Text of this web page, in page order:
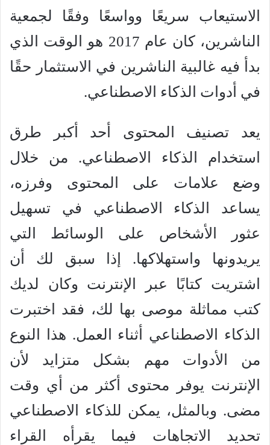
الاستيعاب سريعًا وواسعًا وفقًا لجمعية
الناشرين، كان عام 2017 هو الوقت الذي
بدأ فيه غالبية الناشرين في الاستثمار حقًا
في أدوات الذكاء الاصطناعي.
يعد تصنيف المحتوى أحد أكبر طرق
استخدام الذكاء الاصطناعي. من خلال
وضع علامات على المحتوى وفرزه،
يساعد الذكاء الاصطناعي في تسهيل
عثور الأشخاص على الوسائط التي
يريدونها واستهلاكها. إذا سبق لك أن
اشتريت كتابًا عبر الإنترنت وكان لديك
كتب مماثلة موصى بها لك، فقد اختبرت
الذكاء الاصطناعي أثناء العمل. هذا النوع
من الأدوات مهم بشكل متزايد لأن
الإنترنت يوفر محتوى أكثر من أي وقت
مضى. وبالمثل، يمكن للذكاء الاصطناعي
تحديد الاتجاهات فيما يقرأه القراء